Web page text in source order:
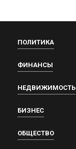
ПОЛИТИКА
ФИНАНСЫ
НЕДВИЖИМОСТЬ
БИЗНЕС
ОБЩЕСТВО